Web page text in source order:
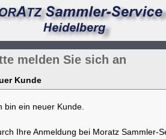
melden Sie sich an
Kunde
bin ein neuer Kunde.
Ihre Anmeldung bei Moratz Sammler-